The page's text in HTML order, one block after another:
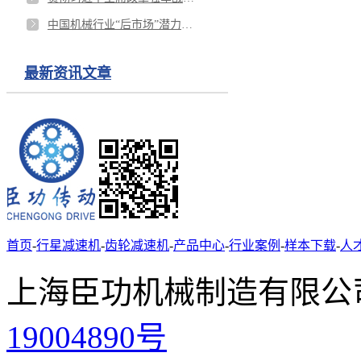
最新资讯文章
首页-行星减速机-齿轮减速机-产品中心-行业案例 -样本下载-人
上海臣功机械制造有限公
19004890号